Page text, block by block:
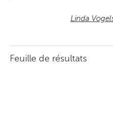
Linda
Feuille de résultats